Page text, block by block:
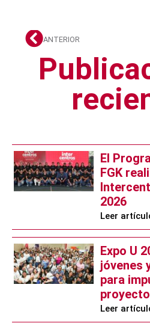
ANTERIOR
El
FGK
2026
Leer
Expo U
jóvenes
para
Leer